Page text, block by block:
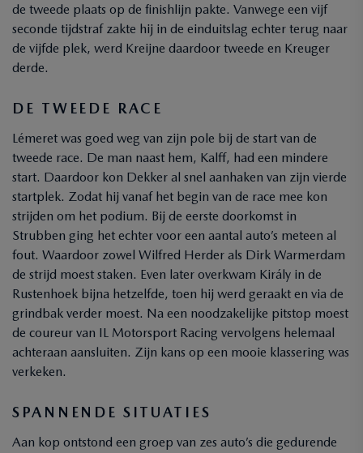
de tweede plaats op de finishlijn pakte. Vanwege een vijf
seconde tijdstraf zakte hij in de einduitslag echter terug naar
de vijfde plek, werd Kreijne daardoor tweede en Kreuger
derde.
DE TWEEDE RACE
Lémeret was goed weg van zijn pole bij de start van de
tweede race. De man naast hem, Kalff, had een mindere
start. Daardoor kon Dekker al snel aanhaken van zijn vierde
startplek. Zodat hij vanaf het begin van de race mee kon
strijden om het podium. Bij de eerste doorkomst in
Strubben ging het echter voor een aantal auto’s meteen al
fout. Waardoor zowel Wilfred Herder als Dirk Warmerdam
de strijd moest staken. Even later overkwam Király in de
Rustenhoek bijna hetzelfde, toen hij werd geraakt en via de
grindbak verder moest. Na een noodzakelijke pitstop moest
de coureur van IL Motorsport Racing vervolgens helemaal
achteraan aansluiten. Zijn kans op een mooie klassering was
verkeken.
SPANNENDE SITUATIES
Aan kop ontstond een groep van zes auto’s die gedurende